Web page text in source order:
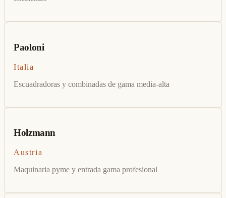
Paoloni
Italia
Escuadradoras y combinadas de gama media-alta
Holzmann
Austria
Maquinaria pyme y entrada gama profesional